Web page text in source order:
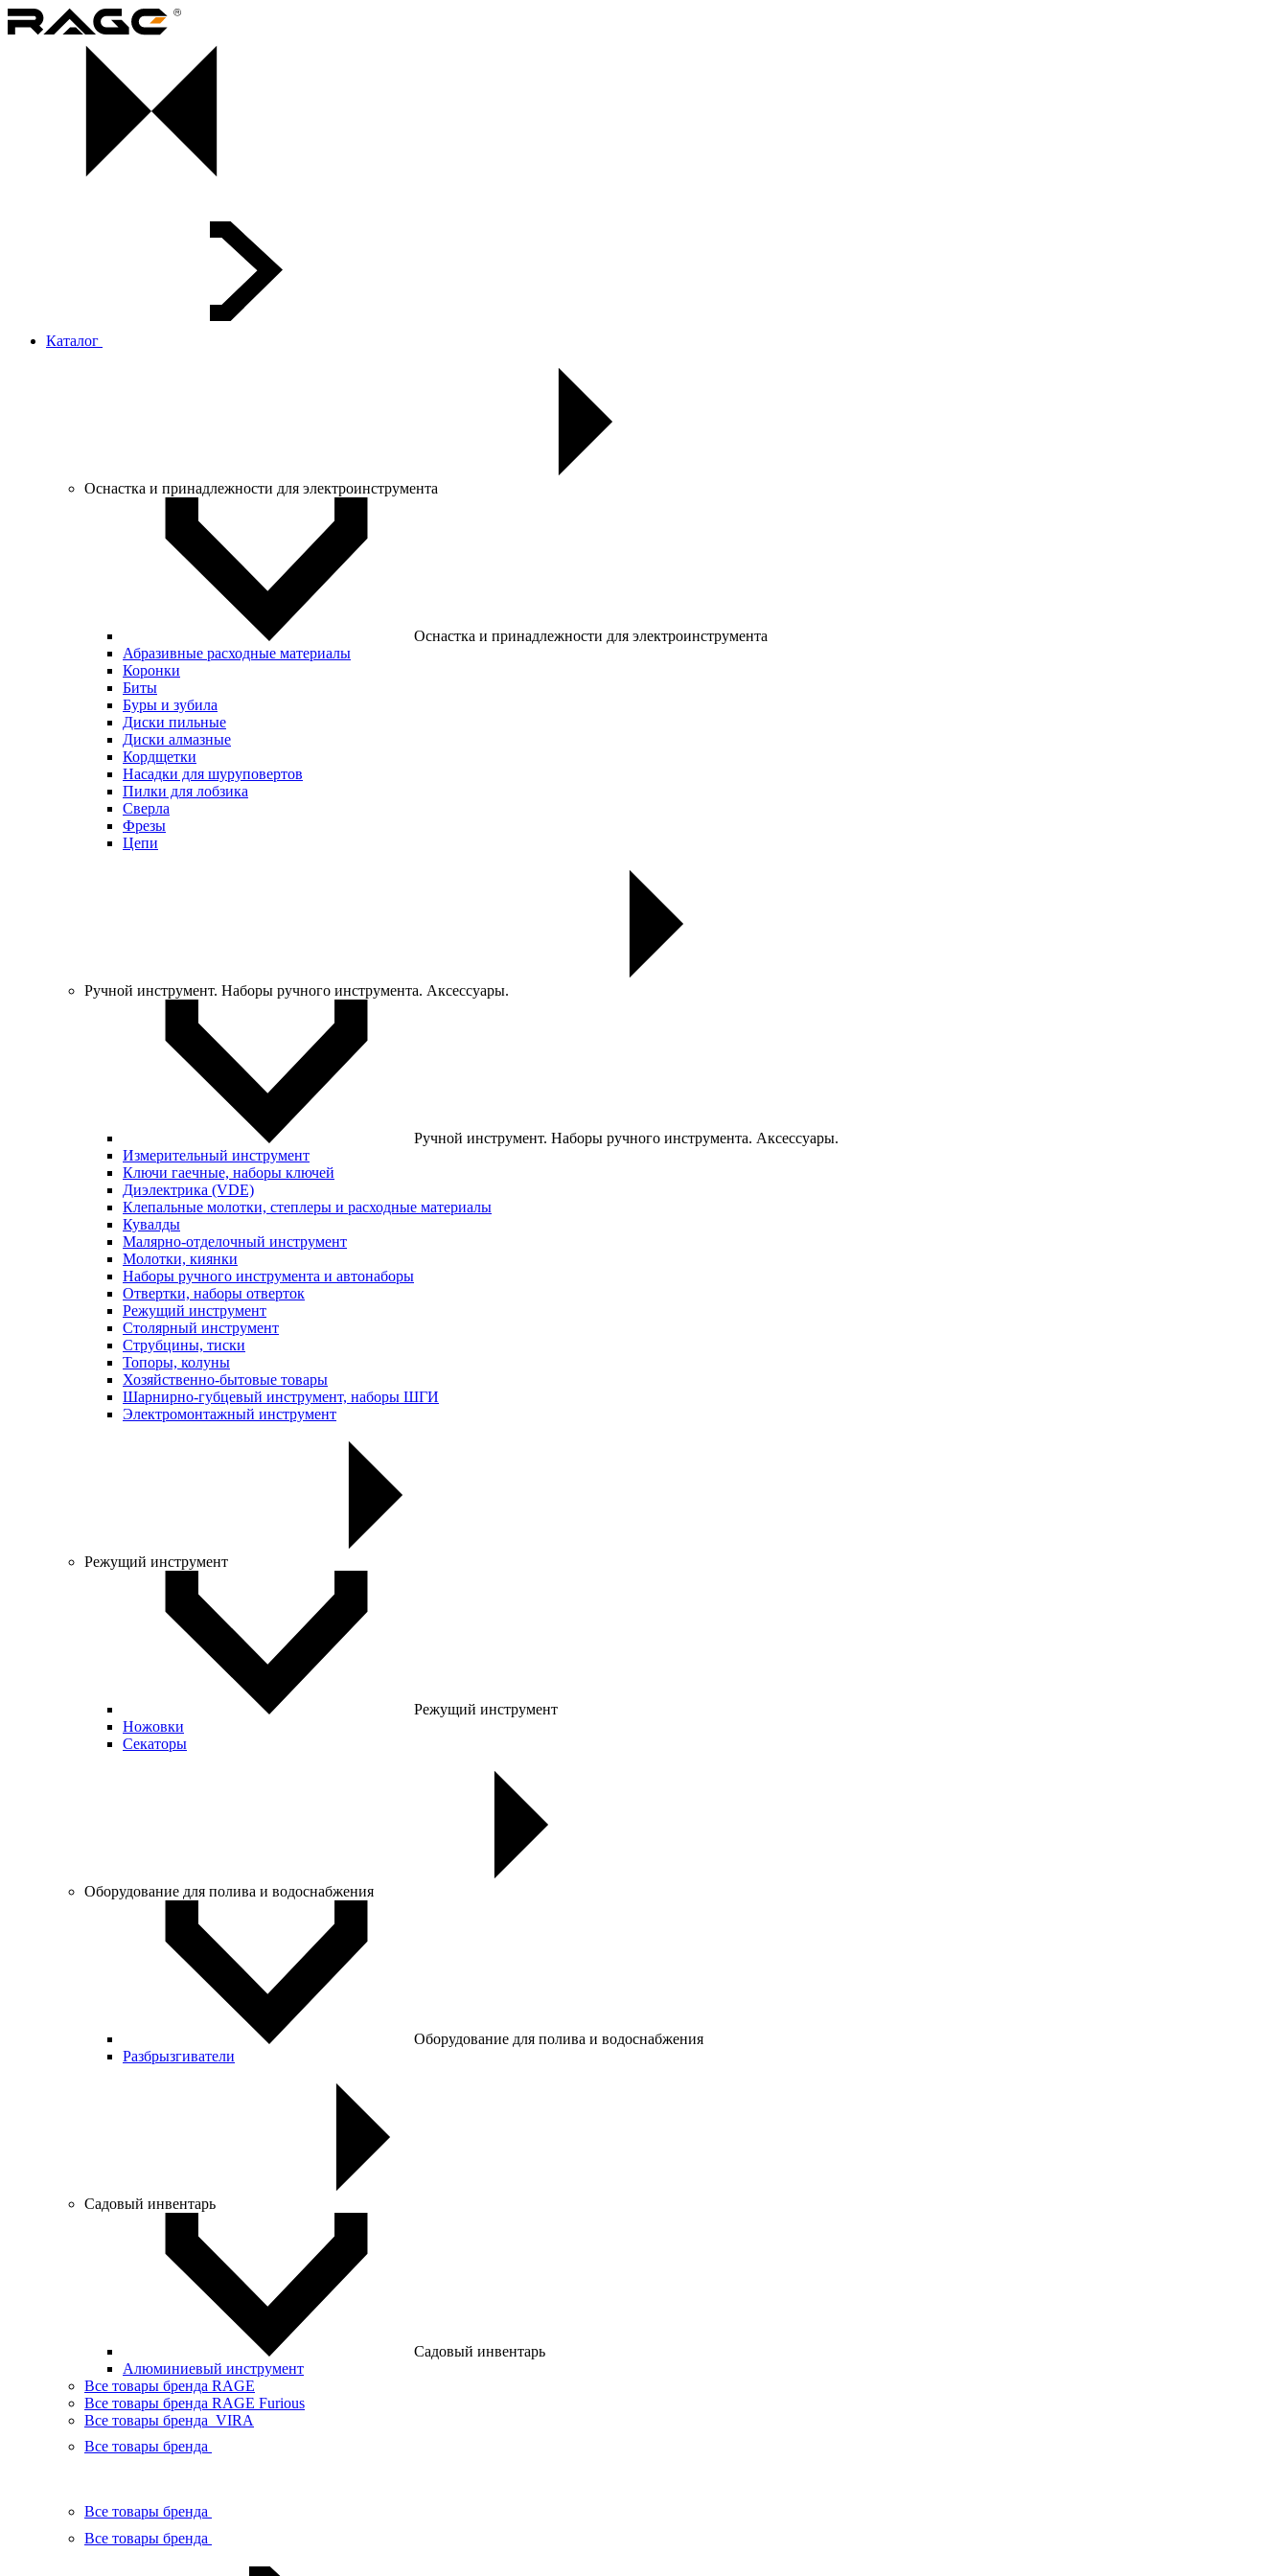
Каталог
Оснастка и принадлежности для электроинструмента
Оснастка и принадлежности для электроинструмента
Абразивные расходные материалы
Коронки
Биты
Буры и зубила
Диски пильные
Диски алмазные
Кордщетки
Насадки для шуруповертов
Пилки для лобзика
Сверла
Фрезы
Цепи
Ручной инструмент. Наборы ручного инструмента. Аксессуары.
Ручной инструмент. Наборы ручного инструмента. Аксессуары.
Измерительный инструмент
Ключи гаечные, наборы ключей
Диэлектрика (VDE)
Клепальные молотки, степлеры и расходные материалы
Кувалды
Малярно-отделочный инструмент
Молотки, киянки
Наборы ручного инструмента и автонаборы
Отвертки, наборы отверток
Режущий инструмент
Столярный инструмент
Струбцины, тиски
Топоры, колуны
Хозяйственно-бытовые товары
Шарнирно-губцевый инструмент, наборы ШГИ
Электромонтажный инструмент
Режущий инструмент
Режущий инструмент
Ножовки
Секаторы
Оборудование для полива и водоснабжения
Оборудование для полива и водоснабжения
Разбрызгиватели
Садовый инвентарь
Садовый инвентарь
Алюминиевый инструмент
Все товары бренда RAGE
Все товары бренда RAGE Furious
Все товары бренда VIRA
Все товары бренда
Все товары бренда
Все товары бренда